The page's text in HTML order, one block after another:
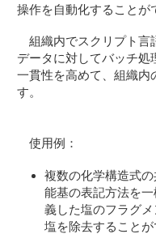
操作を自動化することが
組織内でスクリプト言
データに対してバッチ処
一貫性を高めて、組織内
す。
使用例：
複数の化学構造式
能基の表記方法を
義した塩のフラグ
塩を除去することが